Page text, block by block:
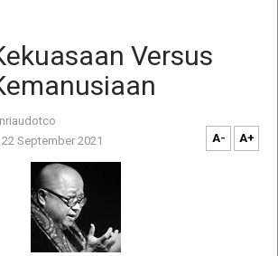
Versus
22 September 2021 A- A+